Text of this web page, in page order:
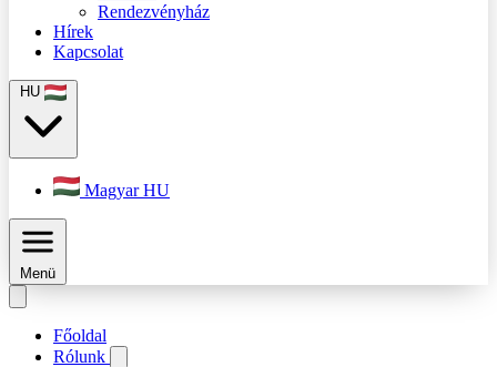
Rendezvényház
Hírek
Kapcsolat
HU
Magyar HU
Menü
Főoldal
Rólunk